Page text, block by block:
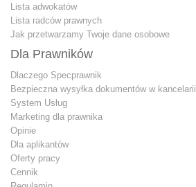
Lista adwokatów
Lista radców prawnych
Jak przetwarzamy Twoje dane osobowe
Dla Prawników
Dlaczego Specprawnik
Bezpieczna wysyłka dokumentów w kancelarii
System Usług
Marketing dla prawnika
Opinie
Dla aplikantów
Oferty pracy
Cennik